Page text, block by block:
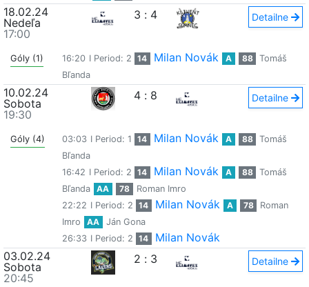
18.02.24
Nedeľa
17:00
3 : 4 Detailne
Góly (1) 16:20 I Period: 2 14 Milan Novák A 88
Tomáš
Bľanda
10.02.24
Sobota
19:30
4 : 8 Detailne
Góly (4) 03:03 I Period: 1 14 Milan Novák A 88
Tomáš
Bľanda
16:42 I Period: 2 14 Milan Novák A 88
Tomáš
Bľanda
AA 78
Roman Imro
22:22 I Period: 2 14 Milan Novák A 78
Roman
Imro
AA
Ján Gona
26:33 I Period: 2 14
Milan Novák
03.02.24
Sobota
20:45
2 : 3 Detailne